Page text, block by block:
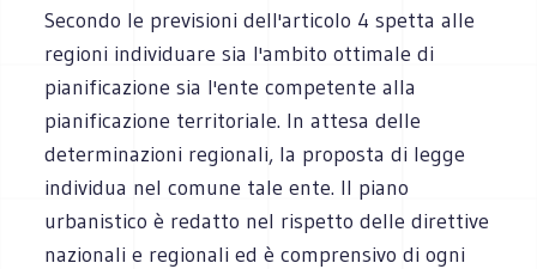
Secondo le previsioni dell'articolo 4 spetta alle
regioni individuare sia l'ambito ottimale di
pianificazione sia l'ente competente alla
pianificazione territoriale. In attesa delle
determinazioni regionali, la proposta di legge
individua nel comune tale ente. Il piano
urbanistico è redatto nel rispetto delle direttive
nazionali e regionali ed è comprensivo di ogni